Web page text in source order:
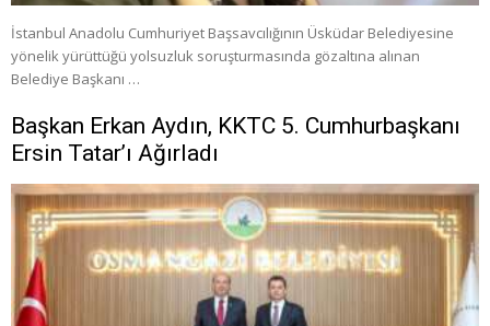
İstanbul Anadolu Cumhuriyet Başsavcılığının Üsküdar Belediyesine
yönelik yürüttüğü yolsuzluk soruşturmasında gözaltına alınan
Belediye Başkanı …
Başkan Erkan Aydın, KKTC 5. Cumhurbaşkanı
Ersin Tatar’ı Ağırladı